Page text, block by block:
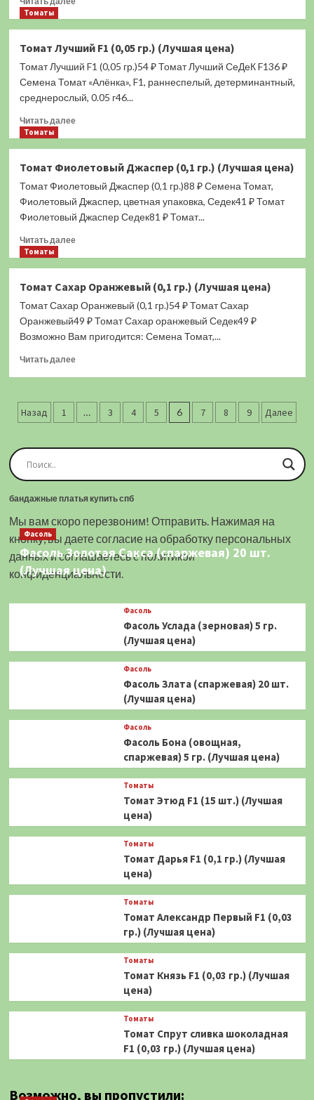
Михей
F1
(0,05
гр.)
(Лучшая
цена)
Томаты
Томат Лучший F1 (0,05 гр.) (Лучшая цена)
Томат Лучший F1 (0,05 гр.)54 ₽ Томат Лучший СеДеК F136 ₽
Семена Томат «Алёнка», F1, раннеспелый, детерминантный,
среднерослый, 0.05 г46...
Читать далееПрочитать
Лучший
F1
(0,05
гр.)
(Лучшая
цена)
Томаты
Томат Фиолетовый Джаспер (0,1 гр.) (Лучшая цена)
Томат Фиолетовый Джаспер (0,1 гр.)88 ₽ Семена Томат,
Фиолетовый Джаспер, цветная упаковка, Седек41 ₽ Томат
Фиолетовый Джаспер Седек81 ₽ Томат...
Читать далееПрочитать
Фиолетовый
Джаспер
(0,1
(Лучшая
цена)
Томаты
Томат Сахар Оранжевый (0,1 гр.) (Лучшая цена)
Томат Сахар Оранжевый (0,1 гр.)54 ₽ Томат Сахар
Оранжевый49 ₽ Томат Сахар оранжевый Седек49 ₽
Возможно Вам пригодится: Семена Томат,...
Читать далееПрочитать
Оранжевый
гр.)
цена)
Пагинация
Назад 1 … 3 4 5 6 7 8 9 Далее
бандажные платья купить спб
Мы вам скоро перезвоним! Отправить. Нажимая на
кнопку, вы даете согласие на обработку персональных
данных и соглашаетесь c политикой
конфиденциальности.
Фасоль
Фасоль Золотая Сакса (спаржевая) 20 шт.
(Лучшая цена)
Фасоль
Фасоль Услада (зерновая) 5 гр.
(Лучшая цена)
Фасоль
Фасоль Злата (спаржевая) 20 шт.
(Лучшая цена)
Фасоль
Фасоль Бона (овощная,
спаржевая) 5 гр. (Лучшая цена)
Томаты
Томат Этюд F1 (15 шт.) (Лучшая
цена)
Томаты
Томат Дарья F1 (0,1 гр.) (Лучшая
цена)
Томаты
Томат Александр Первый F1 (0,03
гр.) (Лучшая цена)
Томаты
Томат Князь F1 (0,03 гр.) (Лучшая
цена)
Томаты
Томат Спрут сливка шоколадная
F1 (0,03 гр.) (Лучшая цена)
Возможно, вы пропустили: